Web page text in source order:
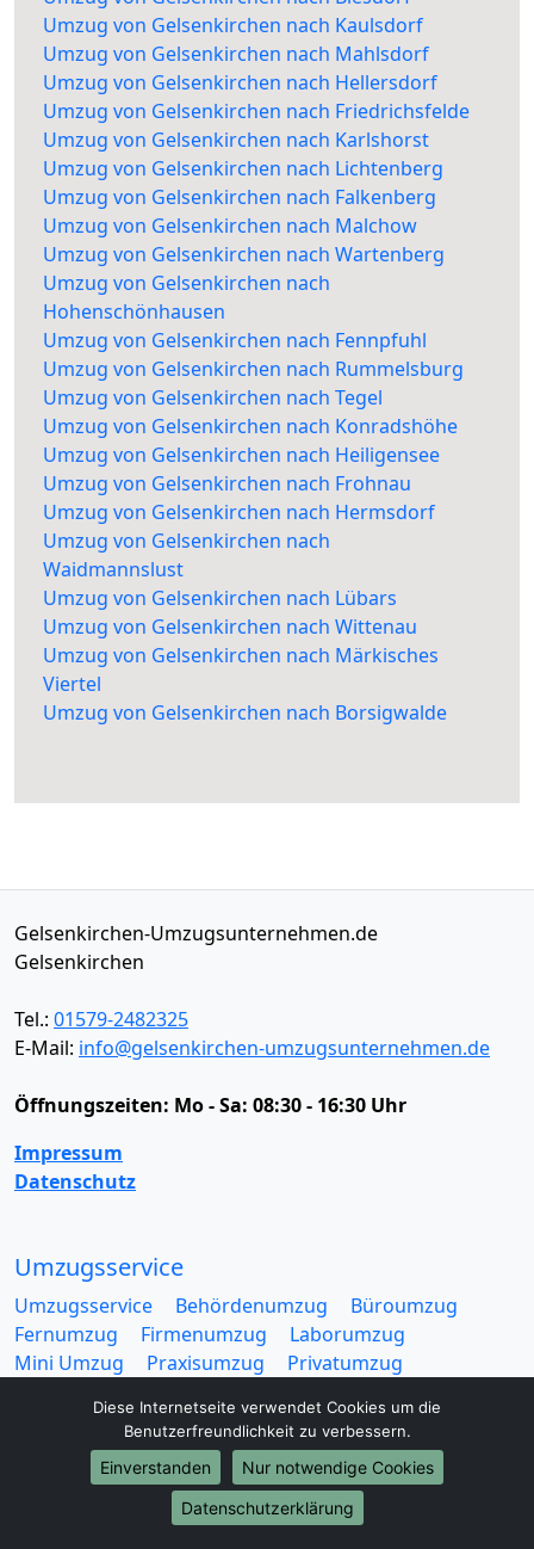
Umzug von Gelsenkirchen nach Kaulsdorf
Umzug von Gelsenkirchen nach Mahlsdorf
Umzug von Gelsenkirchen nach Hellersdorf
Umzug von Gelsenkirchen nach Friedrichsfelde
Umzug von Gelsenkirchen nach Karlshorst
Umzug von Gelsenkirchen nach Lichtenberg
Umzug von Gelsenkirchen nach Falkenberg
Umzug von Gelsenkirchen nach Malchow
Umzug von Gelsenkirchen nach Wartenberg
Umzug von Gelsenkirchen nach
Hohenschönhausen
Umzug von Gelsenkirchen nach Fennpfuhl
Umzug von Gelsenkirchen nach Rummelsburg
Umzug von Gelsenkirchen nach Tegel
Umzug von Gelsenkirchen nach Konradshöhe
Umzug von Gelsenkirchen nach Heiligensee
Umzug von Gelsenkirchen nach Frohnau
Umzug von Gelsenkirchen nach Hermsdorf
Umzug von Gelsenkirchen nach
Waidmannslust
Umzug von Gelsenkirchen nach Lübars
Umzug von Gelsenkirchen nach Wittenau
Umzug von Gelsenkirchen nach Märkisches
Viertel
Umzug von Gelsenkirchen nach Borsigwalde
Gelsenkirchen-Umzugsunternehmen.de
Gelsenkirchen
Tel.: 01579-2482325
E-Mail: info@gelsenkirchen-umzugsunternehmen.de
Öffnungszeiten: Mo - Sa: 08:30 - 16:30 Uhr
Impressum
Datenschutz
Umzugsservice
Umzugsservice Behördenumzug
Büroumzug
Fernumzug
Firmenumzug
Laborumzug
Mini Umzug
Praxisumzug
Privatumzug
Entrümpelung
Halteverbotszone
Klaviertransport
Möbellift
Haushaltsauflösung
Möbeltaxi
Möbelmitfahrzentrale
Umzugskartons
Diese Internetseite verwendet Cookies um die
Benutzerfreundlichkeit zu verbessern.
Einverstanden
Nur notwendige Cookies
Datenschutzerklärung